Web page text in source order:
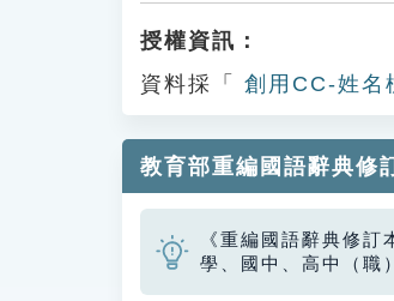
授權資訊：
資料採「
創用CC-姓名
教育部重編國語辭典修
《重編國語辭典修
學、國中、高中（職